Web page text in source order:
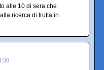
alle 10 di sera che
ricerca di frutta in